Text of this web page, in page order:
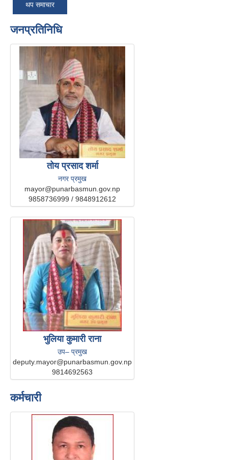
थप समाचार
जनप्रतिनिधि
तोय प्रसाद शर्मा
नगर प्रमुख
mayor@punarbasmun.gov.np
9858736999 / 9848912612
भुलिया कुमारी राना
उप– प्रमुख
deputy.mayor@punarbasmun.gov.np
9814692563
कर्मचारी